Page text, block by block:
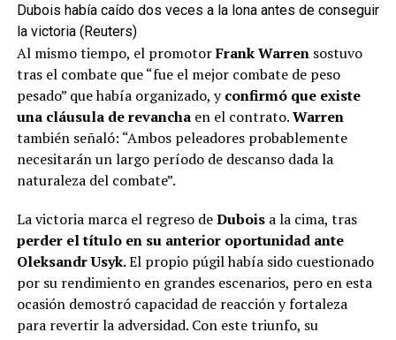
Dubois había caído dos veces a la lona antes de conseguir
la victoria (Reuters)
Al mismo tiempo, el promotorFrank Warrensostuvo
tras el combate que “fue el mejor combate de peso
pesado” que había organizado, yconfirmó que existe
una cláusula de revanchaen el contrato.Warren
también señaló: “Ambos peleadores probablemente
necesitarán un largo período de descanso dada la
naturaleza del combate”.
La victoria marca el regreso deDuboisa la cima, tras
perder el título en su anterior oportunidad ante
Oleksandr Usyk.El propio púgil había sido cuestionado
por su rendimiento en grandes escenarios, pero en esta
ocasión demostró capacidad de reacción y fortaleza
para revertir la adversidad. Con este triunfo, su